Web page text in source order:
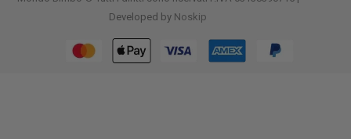
Developed by Noskip